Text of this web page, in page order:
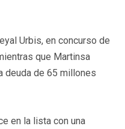
Urbis, en concurso de
que Martinsa
deuda de 65 millones
en la lista con una